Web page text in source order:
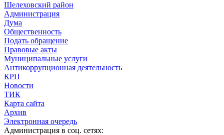
Шелеховский район
Администрация
Дума
Общественность
Подать обращение
Правовые акты
Муниципальные услуги
Антикоррупционная деятельность
КРП
Новости
ТИК
Карта сайта
Архив
Электронная очередь
Администрация в соц. сетях: